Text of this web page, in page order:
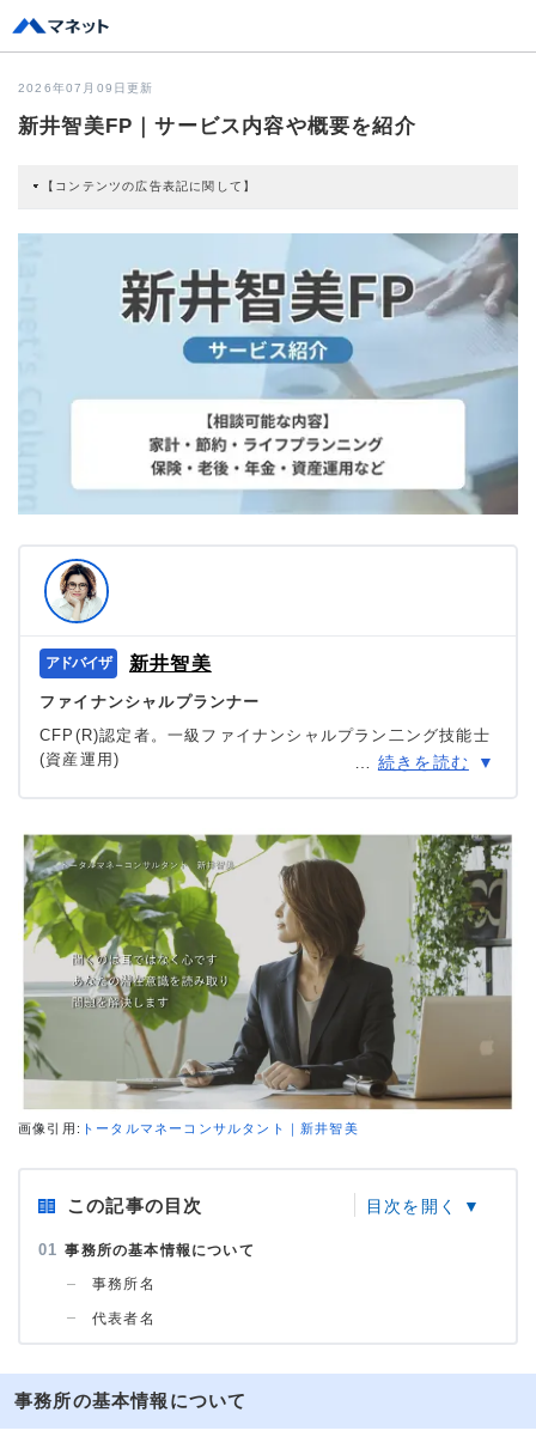
2026年07月09日更新
新井智美FP｜サービス内容や概要を紹介
【コンテンツの広告表記に関して】
すると弊社に対して企業から紹介報酬が支払われるという収益モデルです。 た
だし、特定の商品を根拠なくPRするものではなく、当編集部の調査／ユーザー
への口コミ収集などに基づき、公平性を担保した情報提供を行っています。
新井智美
ファイナンシャルプランナー
CFP(R)認定者。一級ファイナンシャルプラン二ング技能士
(資産運用)
いから、ファイナンシャル･プランナーの勉強を始める。同
時期に購入したマンションの返済を8年で完済した実績を持
つ。
＞＞公式ページ
続きを読む
画像引用: トータルマネーコンサルタント｜新井智美
この記事の目次
事務所の基本情報について
事務所名
代表者名
事務所の基本情報について